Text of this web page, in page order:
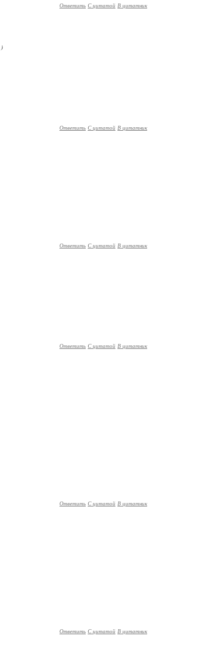
Ответить С цитатой В цитатник
)
Ответить С цитатой В цитатник
Ответить С цитатой В цитатник
Ответить С цитатой В цитатник
Ответить С цитатой В цитатник
Ответить С цитатой В цитатник